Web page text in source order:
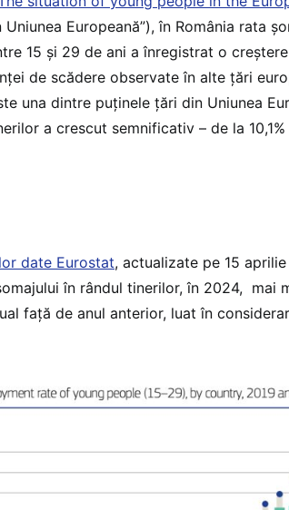
Europeană”), în România rata
15 și 29 de ani a înregistrat o
de scădere observate în alte țări
una dintre puținele țări din Uniunea
a crescut semnificativ – de la 10,1%
date Eurostat, actualizate pe 15
în rândul tinerilor, în 2024, mai
față de anul anterior, luat în